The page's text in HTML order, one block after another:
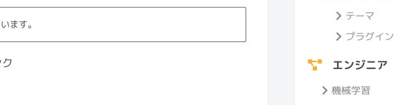
ます。
テーマ
プラグイン
エンジニア
機械学習